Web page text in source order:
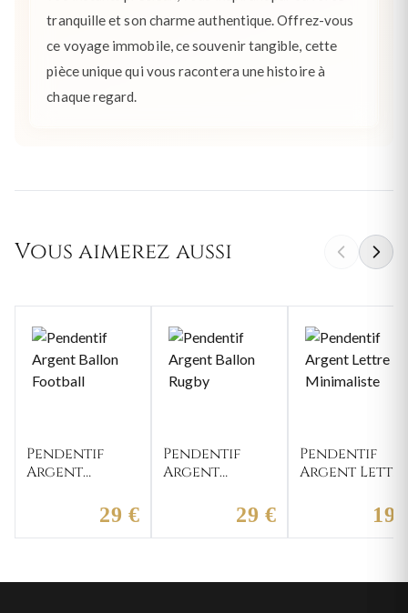
tranquille et son charme authentique. Offrez-vous
ce voyage immobile, ce souvenir tangible, cette
pièce unique qui vous racontera une histoire à
chaque regard.
Vous aimerez aussi
Pendentif
Argent
29 €
Pendentif
Argent
29 €
Pendentif
Argent
19